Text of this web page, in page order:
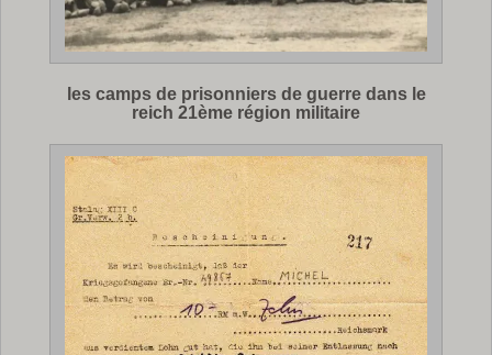
les camps de prisonniers de guerre dans le
reich 21ème région militaire